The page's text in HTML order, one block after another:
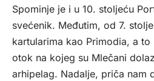
Spominje je i u 10. stoljeću
svećenik. Međutim, od 7.
kartularima kao Primodia, a
otok na kojeg su Mlečani
arhipelag. Nadalje, priča nam